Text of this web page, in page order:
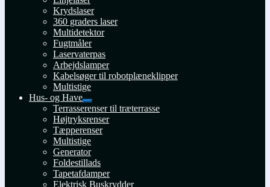
undermenu
Krydslaser
360 graders laser
Multidetektor
Fugtmåler
Laservaterpas
Arbejdslamper
Kabelsøger til robotplæneklipper
Multistige
Hus- og Have
Udfold
undermenu
Terrasserenser til træterrasse
Højtryksrenser
Tæpperenser
Multistige
Generator
Foldestillads
Tapetafdamper
Elektrisk Buskrydder